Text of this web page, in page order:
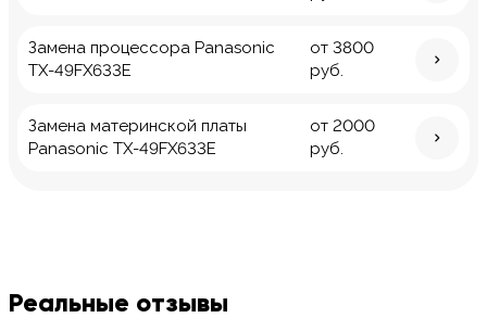
Замена процессора Panasonic
TX-49FX633E
от 3800
руб.
Замена материнской платы
Panasonic TX-49FX633E
от 2000
руб.
Реальные отзывы